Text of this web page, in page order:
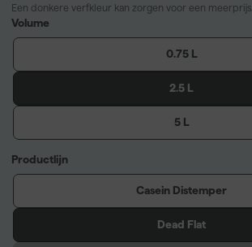
Een donkere verfkleur kan zorgen voor een meerprijs.
Volume
0.75 L
2.5 L
5 L
Productlijn
Casein Distemper
Dead Flat